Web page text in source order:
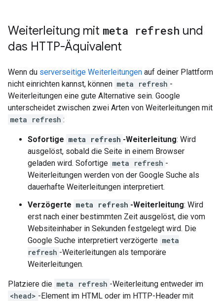
Weiterleitung mit meta refresh und
das HTTP-Äquivalent
Wenn du serverseitige Weiterleitungen auf deiner Plattform
nicht einrichten kannst, können meta refresh -
Weiterleitungen eine gute Alternative sein. Google
unterscheidet zwischen zwei Arten von Weiterleitungen mit
meta refresh :
Sofortige meta refresh -Weiterleitung: Wird
ausgelöst, sobald die Seite in einem Browser
geladen wird. Sofortige meta refresh -
Weiterleitungen werden von der Google Suche als
dauerhafte Weiterleitungen interpretiert.
Verzögerte meta refresh -Weiterleitung: Wird
erst nach einer bestimmten Zeit ausgelöst, die vom
Websiteinhaber in Sekunden festgelegt wird. Die
Google Suche interpretiert verzögerte meta
refresh -Weiterleitungen als temporäre
Weiterleitungen.
Platziere die meta refresh -Weiterleitung entweder im
<head> -Element im HTML oder im HTTP-Header mit